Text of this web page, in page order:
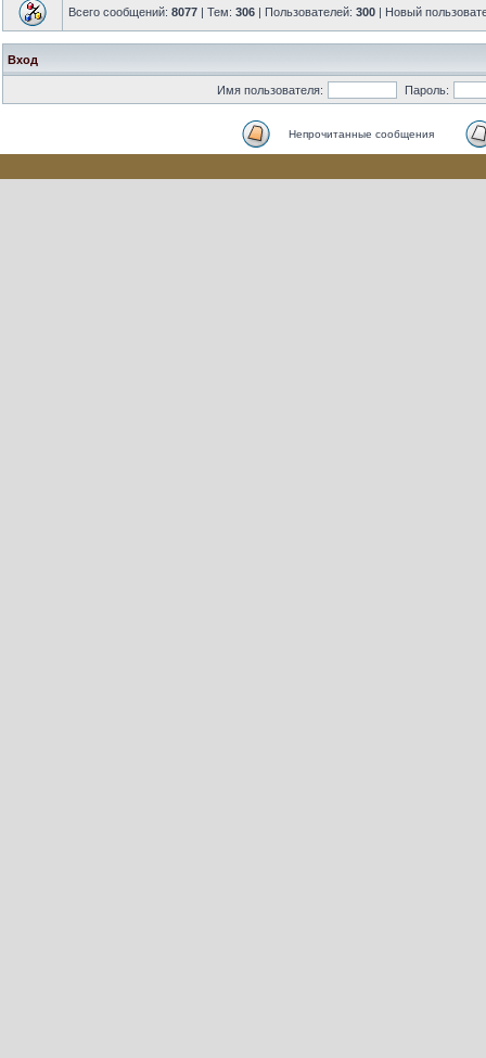
Всего сообщений: 8077 | Тем: 306 | Пользователей: 300 | Новый
Вход
Имя пользователя: Пароль:
Непрочитанные сообщения